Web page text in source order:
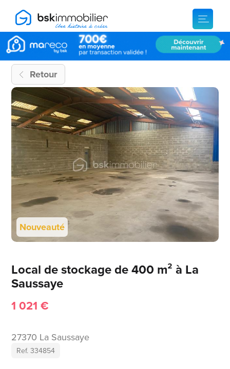
Retour
Nouveauté
Local de stockage de 400 m² à La
Saussaye
1 021 €
27370 La Saussaye
Ref. 334854